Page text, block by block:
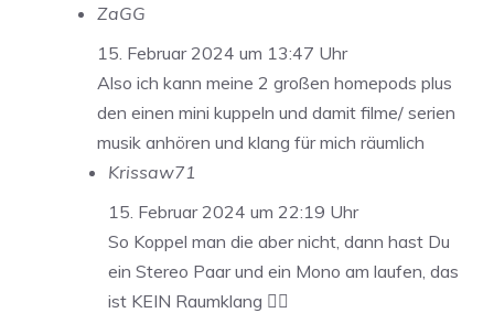
ZaGG
15. Februar 2024 um 13:47 Uhr
Also ich kann meine 2 großen homepods plus
den einen mini kuppeln und damit filme/ serien
musik anhören und klang für mich räumlich
Krissaw71
15. Februar 2024 um 22:19 Uhr
So Koppel man die aber nicht, dann hast Du
ein Stereo Paar und ein Mono am laufen, das
ist KEIN Raumklang 🤷‍♂️